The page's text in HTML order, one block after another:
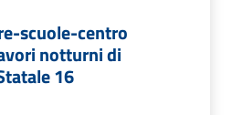
scuole-centro
notturni di
16